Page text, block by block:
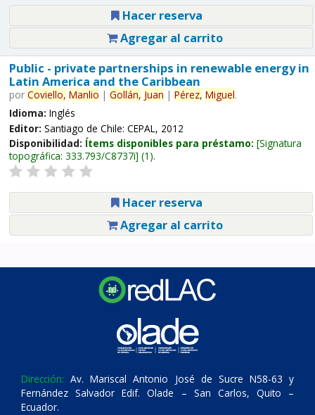
Hacer reserva
Agregar al carrito
Public - private partnerships in renewable energy in
Latin America and the Caribbean
por Coviello, Manlio | Gollán, Juan | Pérez, Miguel.
Idioma: Inglés
Editor: Santiago de Chile: CEPAL, 2012
Disponibilidad: Ítems disponibles para préstamo: Signatura
topográfica: 333.793/C8737i (1).
Hacer reserva
Agregar al carrito
Dirección: Av. Mariscal Antonio José de Sucre N58-63 y
Fernández Salvador Edif. Olade – San Carlos, Quito –
Ecuador.